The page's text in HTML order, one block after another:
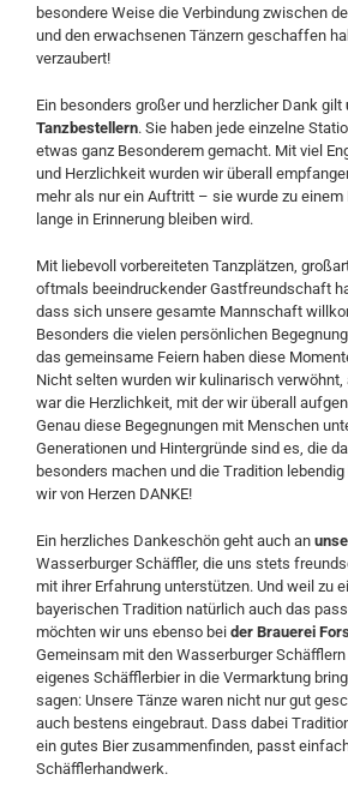
besondere Weise die Verbindung zwischen
und den erwachsenen Tänzern geschaffen
verzaubert!
Ein besonders großer und herzlicher Dank gilt
Tanzbestellern. Sie haben jede einzelne
etwas ganz Besonderem gemacht. Mit viel
und Herzlichkeit wurden wir überall
mehr als nur ein Auftritt – sie wurde zu einem
lange in Erinnerung bleiben wird.
Mit liebevoll vorbereiteten Tanzplätzen,
oftmals beeindruckender Gastfreundschaft
dass sich unsere gesamte Mannschaft
Besonders die vielen persönlichen
das gemeinsame Feiern haben diese
Nicht selten wurden wir kulinarisch
war die Herzlichkeit, mit der wir überall
Genau diese Begegnungen mit Menschen
Generationen und Hintergründe sind es, die
besonders machen und die Tradition
wir von Herzen DANKE!
Ein herzliches Dankeschön geht auch an
Wasserburger Schäffler, die uns stets
mit ihrer Erfahrung unterstützen. Und weil zu
bayerischen Tradition natürlich auch das
möchten wir uns ebenso bei der Brauerei
Gemeinsam mit den Wasserburger
eigenes Schäfflerbier in die Vermarktung
sagen: Unsere Tänze waren nicht nur gut
auch bestens eingebraut. Dass dabei
ein gutes Bier zusammenfinden, passt
Schäfflerhandwerk.